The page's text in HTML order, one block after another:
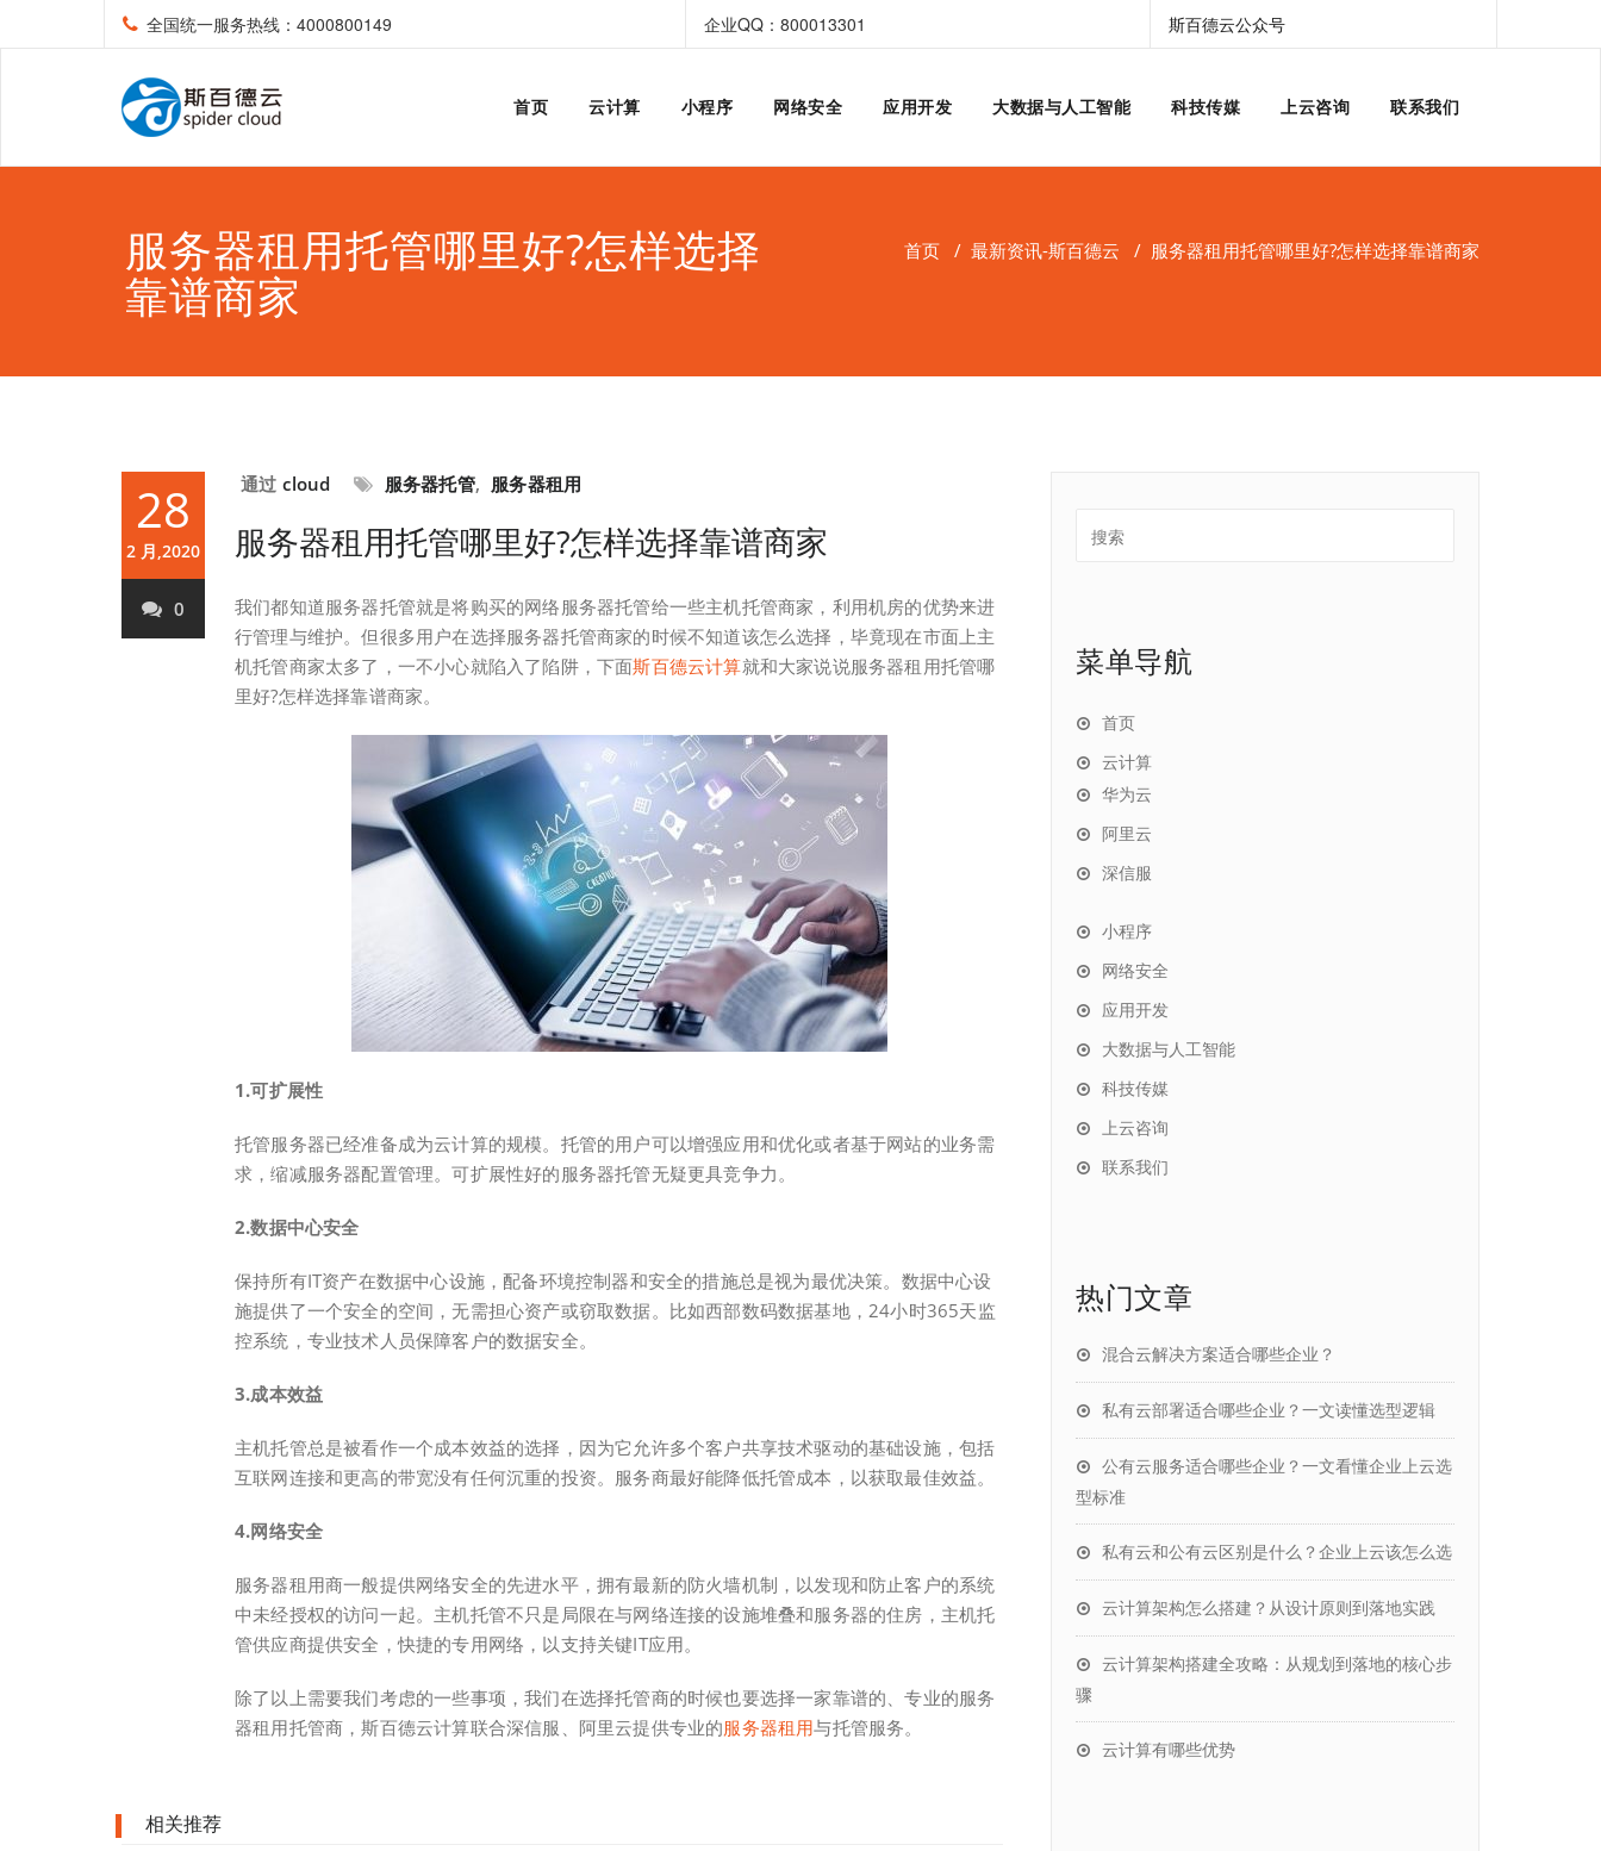
全国统一服务热线：4000800149 企业QQ：800013301 斯百德云公众号
首页 云计算 小程序 网络安全 应用开发 大数据与人工智能 科技传媒 上云咨询 联系我们
服务器租用托管哪里好?怎样选择
靠谱商家
首页 / 最新资讯-斯百德云 / 服务器租用托管哪里好?怎样选择靠谱商家
28
2 月,2020
0
通过 cloud 服务器托管, 服务器租用
服务器租用托管哪里好?怎样选择靠谱商家
我们都知道服务器托管就是将购买的网络服务器托管给一些主机托管商家，利用机房的优势来进
行管理与维护。但很多用户在选择服务器托管商家的时候不知道该怎么选择，毕竟现在市面上主
机托管商家太多了，一不小心就陷入了陷阱，下面斯百德云计算就和大家说说服务器租用托管哪
里好?怎样选择靠谱商家。
1.可扩展性
托管服务器已经准备成为云计算的规模。托管的用户可以增强应用和优化或者基于网站的业务需
求，缩减服务器配置管理。可扩展性好的服务器托管无疑更具竞争力。
2.数据中心安全
保持所有IT资产在数据中心设施，配备环境控制器和安全的措施总是视为最优决策。数据中心设
施提供了一个安全的空间，无需担心资产或窃取数据。比如西部数码数据基地，24小时365天监
控系统，专业技术人员保障客户的数据安全。
3.成本效益
主机托管总是被看作一个成本效益的选择，因为它允许多个客户共享技术驱动的基础设施，包括
互联网连接和更高的带宽没有任何沉重的投资。服务商最好能降低托管成本，以获取最佳效益。
4.网络安全
服务器租用商一般提供网络安全的先进水平，拥有最新的防火墙机制，以发现和防止客户的系统
中未经授权的访问一起。主机托管不只是局限在与网络连接的设施堆叠和服务器的住房，主机托
管供应商提供安全，快捷的专用网络，以支持关键IT应用。
除了以上需要我们考虑的一些事项，我们在选择托管商的时候也要选择一家靠谱的、专业的服务
器租用托管商，斯百德云计算联合深信服、阿里云提供专业的服务器租用与托管服务。
相关推荐
菜单导航
首页
云计算
华为云
阿里云
深信服
小程序
网络安全
应用开发
大数据与人工智能
科技传媒
上云咨询
联系我们
热门文章
混合云解决方案适合哪些企业？
私有云部署适合哪些企业？一文读懂选型逻辑
公有云服务适合哪些企业？一文看懂企业上云选
型标准
私有云和公有云区别是什么？企业上云该怎么选
云计算架构怎么搭建？从设计原则到落地实践
云计算架构搭建全攻略：从规划到落地的核心步
骤
云计算有哪些优势